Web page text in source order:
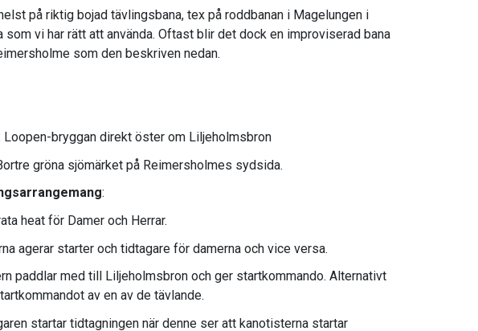
på riktig bojad tävlingsbana, tex på roddbanan i Magelungen i
som vi har rätt att använda. Oftast blir det dock en improviserad bana
som den beskriven nedan.
Loopen-bryggan direkt öster om Liljeholmsbron
gröna sjömärket på Reimersholmes sydsida.
:
heat för Damer och Herrar.
agerar starter och tidtagare för damerna och vice versa.
paddlar med till Liljeholmsbron och ger startkommando. Alternativt
av en av de tävlande.
startar tidtagningen när denne ser att kanotisterna startar